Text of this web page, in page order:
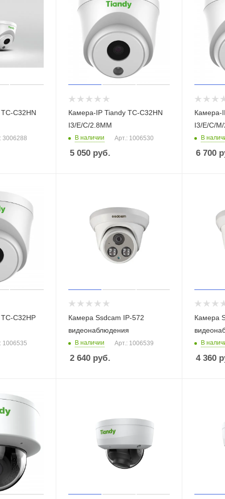
C32HN
3006288
Камера-IP Tiandy TC-C32HN
I3/E/C/2.8ММ
В наличии Арт.: 1006530
5 050руб.
Камера-
I3/E/C/
В
6 700
C32HP
1006535
Камера Ssdcam IP-572
видеонаблюдения
В наличии Арт.: 1006539
2 640руб.
Камера
В
4 360